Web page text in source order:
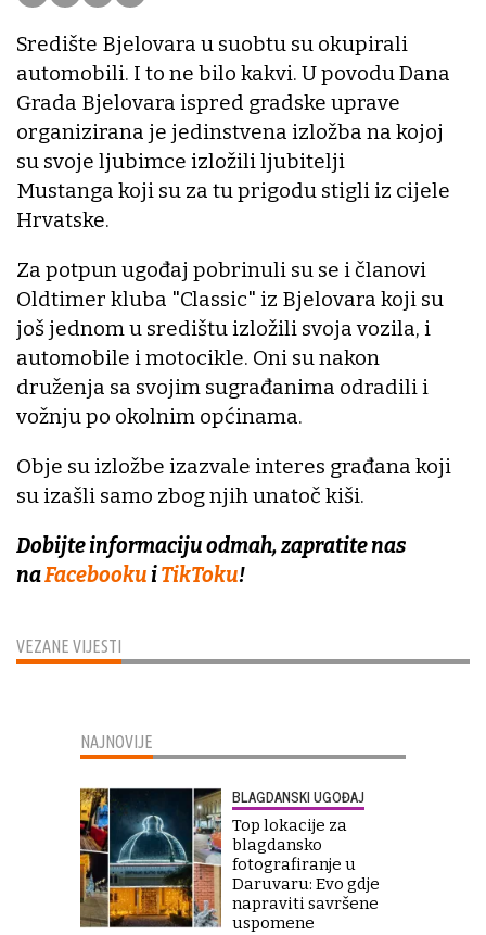
VEZANE VIJESTI
Središte Bjelovara u suobtu su okupirali
automobili. I to ne bilo kakvi. U povodu Dana
Grada Bjelovara ispred gradske uprave
organizirana je jedinstvena izložba na kojoj
su svoje ljubimce izložili ljubitelji
Mustanga koji su za tu prigodu stigli iz cijele
Hrvatske.
Za potpun ugođaj pobrinuli su se i članovi
Oldtimer kluba "Classic" iz Bjelovara koji su
još jednom u središtu izložili svoja vozila, i
automobile i motocikle. Oni su nakon
druženja sa svojim sugrađanima odradili i
vožnju po okolnim općinama.
Obje su izložbe izazvale interes građana koji
su izašli samo zbog njih unatoč kiši.
Dobijte informaciju odmah, zapratite nas
naFacebookuiTikToku!
NAJNOVIJE
BLAGDANSKI UGOĐAJ
Top lokacije za
blagdansko
fotografiranje u
Daruvaru: Evo gdje
napraviti savršene
uspomene